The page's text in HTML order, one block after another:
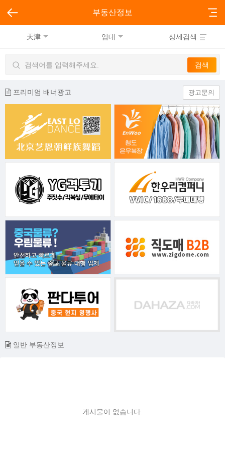
부동산정보
天津 임대 상세검색
프리미엄 배너광고 광고문의
일반 부동산정보
게시물이 없습니다.